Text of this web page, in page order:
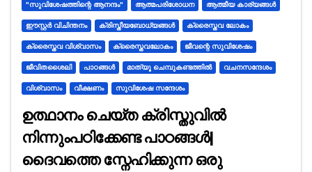
"സുവിശേഷത്തിന്റെ ആനന്ദം" ആത്മപരിശോധന ആത്മീയ കാര്യങ്ങൾ
ഈസ്റ്റർ വിചിന്തനം ക്രിസ്തീയബോധ്യങ്ങൾ ക്രൈസ്തവ ലോകം
ക്രൈസ്തവ വിശ്വാസം ക്രൈസ്തവലോകം ജീവന്റെ സുവിശേഷം
ജീവിതശൈലി പാഠങ്ങൾ മാത്യൂ ചെമ്പുകണ്ടത്തിൽ വചനസന്ദേശം
വിശ്വാസം വീക്ഷണം സുവിശേഷ സന്ദേശം
ഉത്ഥാനം ചെയ്ത ക്രിസ്തുവിൽ
നിന്നുംപഠിക്കേണ്ട പാഠങ്ങൾ|
ദൈവത്തെ സ്നേഹിക്കുന്ന ഒരു